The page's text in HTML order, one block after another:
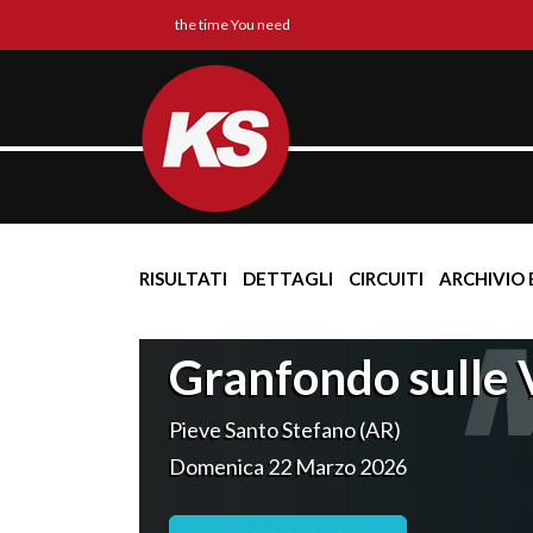
the time You need
RISULTATI DETTAGLI CIRCUITI ARCHIVIO
Granfondo sulle
Pieve Santo Stefano (AR)
Domenica 22 Marzo 2026